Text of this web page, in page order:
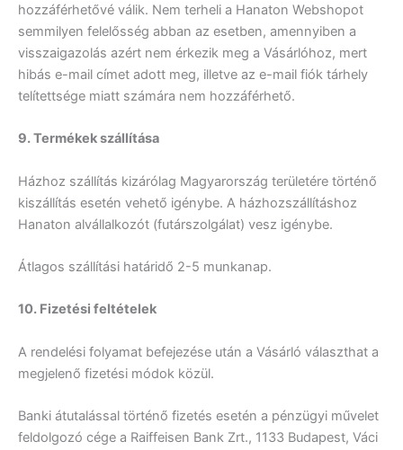
hozzáférhetővé válik. Nem terheli a Hanaton Webshopot
semmilyen felelősség abban az esetben, amennyiben a
visszaigazolás azért nem érkezik meg a Vásárlóhoz, mert
hibás e-mail címet adott meg, illetve az e-mail fiók tárhely
telítettsége miatt számára nem hozzáférhető.
9. Termékek szállítása
Házhoz szállítás kizárólag Magyarország területére történő
kiszállítás esetén vehető igénybe. A házhozszállításhoz
Hanaton alvállalkozót (futárszolgálat) vesz igénybe.
Átlagos szállítási határidő 2-5 munkanap.
10. Fizetési feltételek
A rendelési folyamat befejezése után a Vásárló választhat a
megjelenő fizetési módok közül.
Banki átutalással történő fizetés esetén a pénzügyi művelet
feldolgozó cége a Raiffeisen Bank Zrt., 1133 Budapest, Váci